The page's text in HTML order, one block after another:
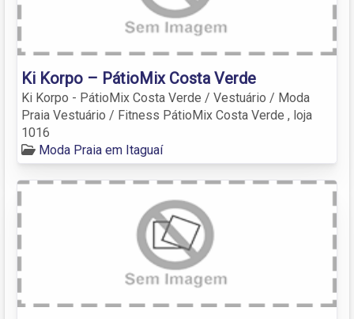
Ki Korpo – PátioMix Costa Verde
Ki Korpo - PátioMix Costa Verde / Vestuário / Moda
Praia Vestuário / Fitness PátioMix Costa Verde , loja
1016
Moda Praia em Itaguaí